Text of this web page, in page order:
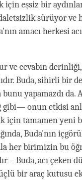
için eşsiz bir
sürüyor ve
amacı herkesi
ve cevabın
Buda, sihirli bir
bunu yapamazdı
onun etkisi
için tamamen yeni
Buda'nın
her birimizin bu
– Buda, acı çeken
bir araç kutusu